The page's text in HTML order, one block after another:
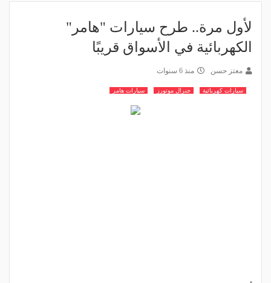
لأول مرة.. طرح سيارات "هامر"
الكهربائية في الأسواق قريبًا
معتز حسن منذ 6 سنوات
سيارات كهربائية جنرال موتورز سيارات هامر